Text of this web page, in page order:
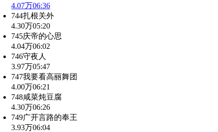
4.07万06:36
744扎根关外
4.30万05:20
745庆帝的心思
4.04万06:02
746守夜人
3.97万05:47
747我要看高丽舞团
4.00万06:21
748咸菜炖豆腐
4.30万06:26
749广开言路的奉王
3.93万06:04